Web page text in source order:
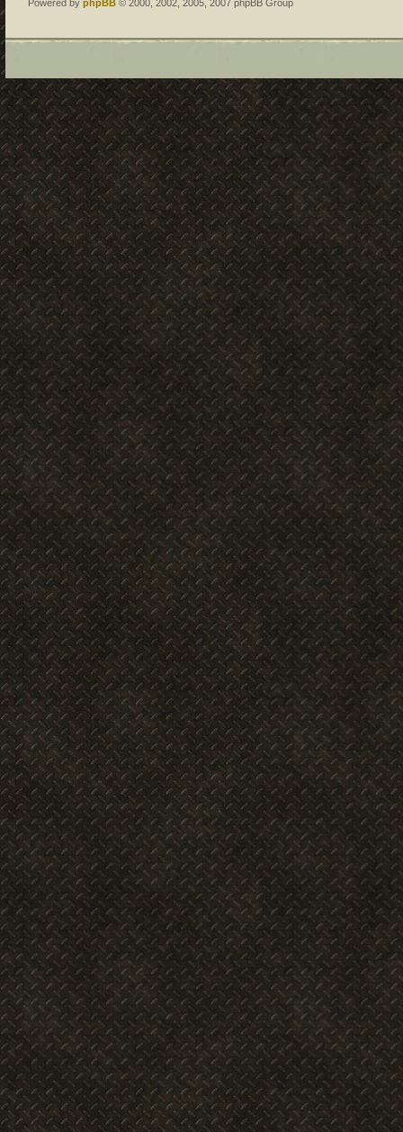
Powered by phpBB © 2000, 2002, 2005, 2007 phpBB Group